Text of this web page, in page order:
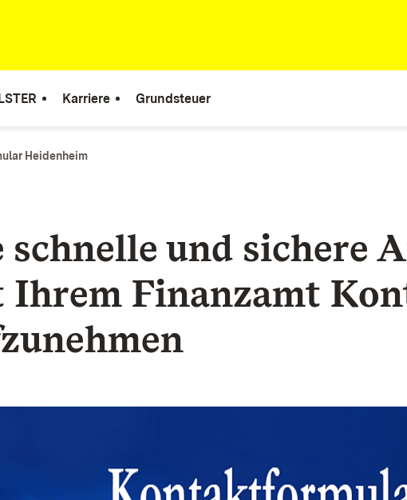
Karriere Grundsteuer
Heidenheim
schnelle und sichere
Ihrem Finanzamt